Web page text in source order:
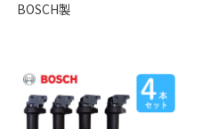
BOSCH製